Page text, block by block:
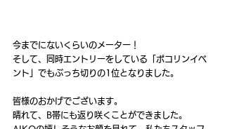
今までにないくらいのメーター！
そして、同時エントリーをしている「ポコリンイベ
ント」でもぶっち切りの1位となりました。
皆様のおかげでございます。
晴れて、B帯にも返り咲くことができました。